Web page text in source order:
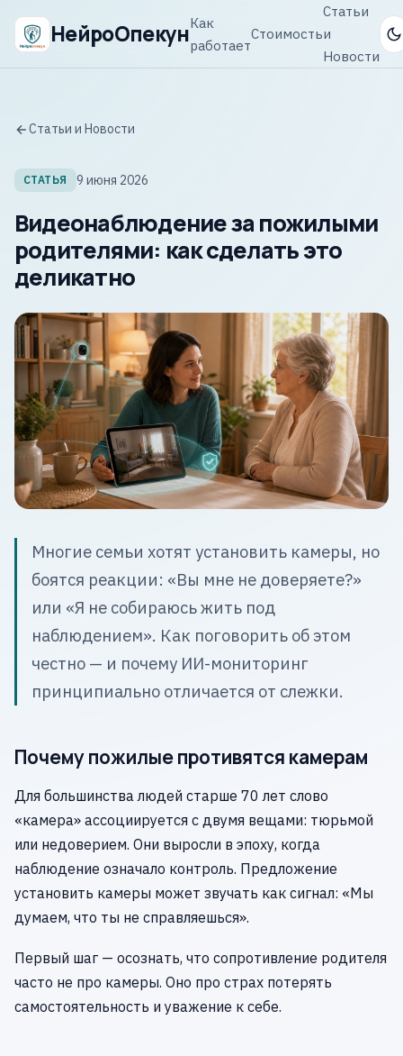
НейроОпекунКак
работает
Стоимость
Статьи
и
Новости
Статьи и Новости
СТАТЬЯ 9 июня 2026
Видеонаблюдение за пожилыми
родителями: как сделать это
деликатно
Многие семьи хотят установить камеры, но
боятся реакции: «Вы мне не доверяете?»
или «Я не собираюсь жить под
наблюдением». Как поговорить об этом
честно — и почему ИИ-мониторинг
принципиально отличается от слежки.
Почему пожилые противятся камерам
Для большинства людей старше 70 лет слово
«камера» ассоциируется с двумя вещами: тюрьмой
или недоверием. Они выросли в эпоху, когда
наблюдение означало контроль. Предложение
установить камеры может звучать как сигнал: «Мы
думаем, что ты не справляешься».
Первый шаг — осознать, что сопротивление родителя
часто не про камеры. Оно про страх потерять
самостоятельность и уважение к себе.